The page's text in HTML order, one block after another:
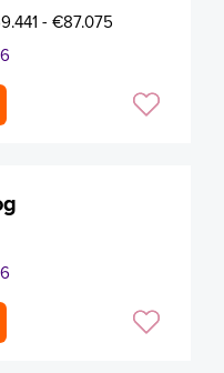
- €87.075